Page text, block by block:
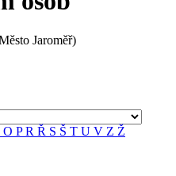
Jaroměř)
O PR Ř S Š T U V Z Ž